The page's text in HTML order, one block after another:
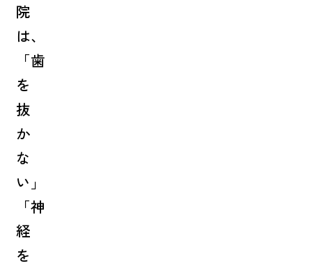
院
は、
「歯
を
抜
か
な
い」
「神
経
を